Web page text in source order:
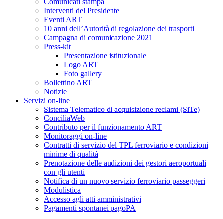
Comunicati stampa
Interventi del Presidente
Eventi ART
10 anni dell’Autorità di regolazione dei trasporti
Campagna di comunicazione 2021
Press-kit
Presentazione istituzionale
Logo ART
Foto gallery
Bollettino ART
Notizie
Servizi on-line
Sistema Telematico di acquisizione reclami (SiTe)
ConciliaWeb
Contributo per il funzionamento ART
Monitoraggi on-line
Contratti di servizio del TPL ferroviario e condizioni
minime di qualità
Prenotazione delle audizioni dei gestori aeroportuali
con gli utenti
Notifica di un nuovo servizio ferroviario passeggeri
Modulistica
Accesso agli atti amministrativi
Pagamenti spontanei pagoPA